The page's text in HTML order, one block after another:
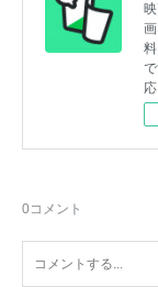
0コメント